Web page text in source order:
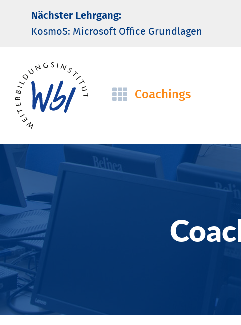
Nächster Lehrgang:
KosmoS: Microsoft Office Grund­lagen
Navigation
Coachings